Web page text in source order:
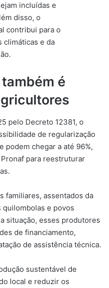
incluídas e
disso, o
contribui para o
climáticas e da
é
pelo Decreto 12381, o
de regularização
podem chegar a até 96%,
para reestruturar
familiares, assentados da
quilombolas e povos
situação, esses produtores
de financiamento,
de assistência técnica.
sustentável de
local e reduzir os